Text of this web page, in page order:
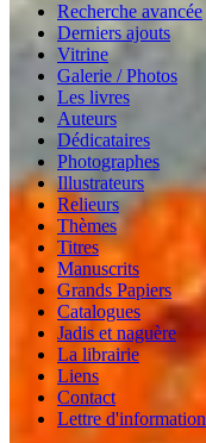
Recherche avancée
Derniers ajouts
Vitrine
Galerie / Photos
Les livres
Auteurs
Dédicataires
Photographes
Illustrateurs
Relieurs
Thèmes
Titres
Manuscrits
Grands Papiers
Catalogues
Jadis et naguère
La librairie
Liens
Contact
Lettre d'information